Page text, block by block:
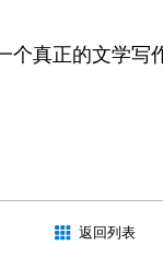
真正的文学写
返回列表